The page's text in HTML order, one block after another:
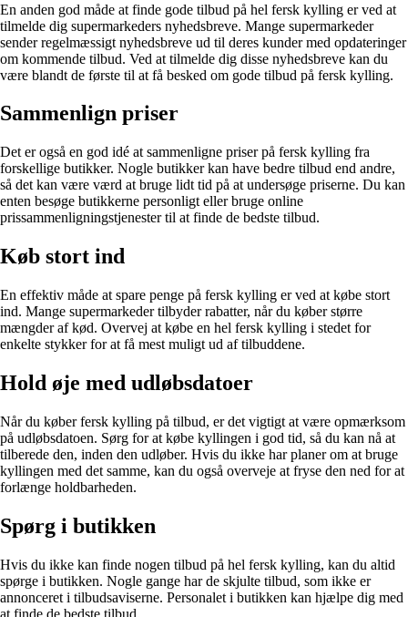
En anden god måde at finde gode tilbud på hel fersk kylling er ved at
tilmelde dig supermarkeders nyhedsbreve. Mange supermarkeder
sender regelmæssigt nyhedsbreve ud til deres kunder med opdateringer
om kommende tilbud. Ved at tilmelde dig disse nyhedsbreve kan du
være blandt de første til at få besked om gode tilbud på fersk kylling.
Sammenlign priser
Det er også en god idé at sammenligne priser på fersk kylling fra
forskellige butikker. Nogle butikker kan have bedre tilbud end andre,
så det kan være værd at bruge lidt tid på at undersøge priserne. Du kan
enten besøge butikkerne personligt eller bruge online
prissammenligningstjenester til at finde de bedste tilbud.
Køb stort ind
En effektiv måde at spare penge på fersk kylling er ved at købe stort
ind. Mange supermarkeder tilbyder rabatter, når du køber større
mængder af kød. Overvej at købe en hel fersk kylling i stedet for
enkelte stykker for at få mest muligt ud af tilbuddene.
Hold øje med udløbsdatoer
Når du køber fersk kylling på tilbud, er det vigtigt at være opmærksom
på udløbsdatoen. Sørg for at købe kyllingen i god tid, så du kan nå at
tilberede den, inden den udløber. Hvis du ikke har planer om at bruge
kyllingen med det samme, kan du også overveje at fryse den ned for at
forlænge holdbarheden.
Spørg i butikken
Hvis du ikke kan finde nogen tilbud på hel fersk kylling, kan du altid
spørge i butikken. Nogle gange har de skjulte tilbud, som ikke er
annonceret i tilbudsaviserne. Personalet i butikken kan hjælpe dig med
at finde de bedste tilbud.